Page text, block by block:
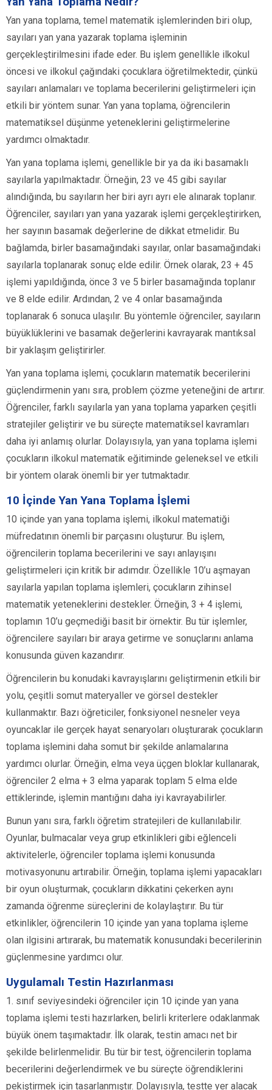
Yan yana toplama, temel matematik işlemlerinden biri olup,
sayıları yan yana yazarak toplama işleminin
gerçekleştirilmesini ifade eder. Bu işlem genellikle ilkokul
öncesi ve ilkokul çağındaki çocuklara öğretilmektedir, çünkü
sayıları anlamaları ve toplama becerilerini geliştirmeleri için
etkili bir yöntem sunar. Yan yana toplama, öğrencilerin
matematiksel düşünme yeteneklerini geliştirmelerine
yardımcı olmaktadır.
Yan yana toplama işlemi, genellikle bir ya da iki basamaklı
sayılarla yapılmaktadır. Örneğin, 23 ve 45 gibi sayılar
alındığında, bu sayıların her biri ayrı ayrı ele alınarak toplanır.
Öğrenciler, sayıları yan yana yazarak işlemi gerçekleştirirken,
her sayının basamak değerlerine de dikkat etmelidir. Bu
bağlamda, birler basamağındaki sayılar, onlar basamağındaki
sayılarla toplanarak sonuç elde edilir. Örnek olarak, 23 + 45
işlemi yapıldığında, önce 3 ve 5 birler basamağında toplanır
ve 8 elde edilir. Ardından, 2 ve 4 onlar basamağında
toplanarak 6 sonuca ulaşılır. Bu yöntemle öğrenciler, sayıların
büyüklüklerini ve basamak değerlerini kavrayarak mantıksal
bir yaklaşım geliştirirler.
Yan yana toplama işlemi, çocukların matematik becerilerini
güçlendirmenin yanı sıra, problem çözme yeteneğini de artırır.
Öğrenciler, farklı sayılarla yan yana toplama yaparken çeşitli
stratejiler geliştirir ve bu süreçte matematiksel kavramları
daha iyi anlamış olurlar. Dolayısıyla, yan yana toplama işlemi
çocukların ilkokul matematik eğitiminde geleneksel ve etkili
bir yöntem olarak önemli bir yer tutmaktadır.
10 İçinde Yan Yana Toplama İşlemi
10 içinde yan yana toplama işlemi, ilkokul matematiği
müfredatının önemli bir parçasını oluşturur. Bu işlem,
öğrencilerin toplama becerilerini ve sayı anlayışını
geliştirmeleri için kritik bir adımdır. Özellikle 10’u aşmayan
sayılarla yapılan toplama işlemleri, çocukların zihinsel
matematik yeteneklerini destekler. Örneğin, 3 + 4 işlemi,
toplamın 10’u geçmediği basit bir örnektir. Bu tür işlemler,
öğrencilere sayıları bir araya getirme ve sonuçlarını anlama
konusunda güven kazandırır.
Öğrencilerin bu konudaki kavrayışlarını geliştirmenin etkili bir
yolu, çeşitli somut materyaller ve görsel destekler
kullanmaktır. Bazı öğreticiler, fonksiyonel nesneler veya
oyuncaklar ile gerçek hayat senaryoları oluşturarak çocukların
toplama işlemini daha somut bir şekilde anlamalarına
yardımcı olurlar. Örneğin, elma veya üçgen bloklar kullanarak,
öğrenciler 2 elma + 3 elma yaparak toplam 5 elma elde
ettiklerinde, işlemin mantığını daha iyi kavrayabilirler.
Bunun yanı sıra, farklı öğretim stratejileri de kullanılabilir.
Oyunlar, bulmacalar veya grup etkinlikleri gibi eğlenceli
aktivitelerle, öğrenciler toplama işlemi konusunda
motivasyonunu artırabilir. Örneğin, toplama işlemi yapacakları
bir oyun oluşturmak, çocukların dikkatini çekerken aynı
zamanda öğrenme süreçlerini de kolaylaştırır. Bu tür
etkinlikler, öğrencilerin 10 içinde yan yana toplama işleme
olan ilgisini artırarak, bu matematik konusundaki becerilerinin
güçlenmesine yardımcı olur.
Uygulamalı Testin Hazırlanması
1. sınıf seviyesindeki öğrenciler için 10 içinde yan yana
toplama işlemi testi hazırlarken, belirli kriterlere odaklanmak
büyük önem taşımaktadır. İlk olarak, testin amacı net bir
şekilde belirlenmelidir. Bu tür bir test, öğrencilerin toplama
becerilerini değerlendirmek ve bu süreçte öğrendiklerini
pekiştirmek için tasarlanmıştır. Dolayısıyla, testte yer alacak